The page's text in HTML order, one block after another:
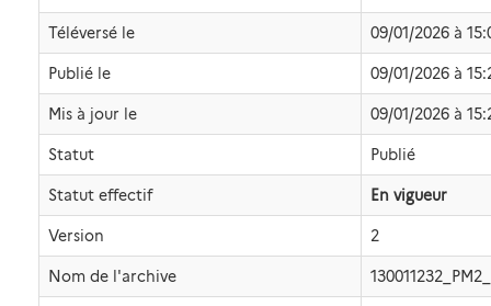
Téléversé le 09/01/2026 à
Publié le 09/01/2026 à
Mis à jour le 09/01/2026 à
Statut Publié
Statut effectif En vigueur
Version 2
Nom de l'archive